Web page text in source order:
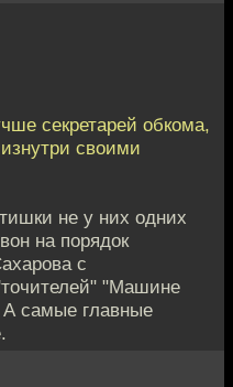
секретарей обкома,
своими
не у них одних
на порядок
с
"Машине
самые главные